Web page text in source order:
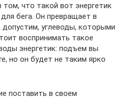
что такой вот энергетик
бега. Он превращает в
допустим, углеводы, которыми
воспринимать такое
энергетик: подъем вы
но он будет не таким ярко
поставить в своем